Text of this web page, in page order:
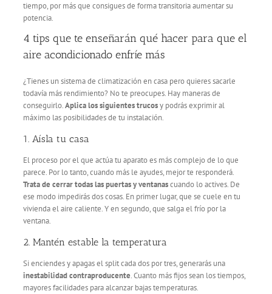
tiempo, por más que consigues de forma transitoria aumentar su
potencia.
4 tips que te enseñarán qué hacer para que el
aire acondicionado enfríe más
¿Tienes un sistema de climatización en casa pero quieres sacarle
todavía más rendimiento? No te preocupes. Hay maneras de
conseguirlo.Aplica los siguientes trucosy podrás exprimir al
máximo las posibilidades de tu instalación.
1. Aísla tu casa
El proceso por el que actúa tu aparato es más complejo de lo que
parece. Por lo tanto, cuando más le ayudes, mejor te responderá.
Trata de cerrar todas las puertas y ventanascuando lo actives. De
ese modo impedirás dos cosas. En primer lugar, que se cuele en tu
vivienda el aire caliente. Y en segundo, que salga el frío por la
ventana.
2. Mantén estable la temperatura
Si enciendes y apagas el split cada dos por tres, generarás una
inestabilidad contraproducente. Cuanto más fijos sean los tiempos,
mayores facilidades para alcanzar bajas temperaturas.